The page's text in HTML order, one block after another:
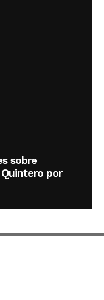
sobre
por
TikTok
Minuto30 en
en LinkedIn
en